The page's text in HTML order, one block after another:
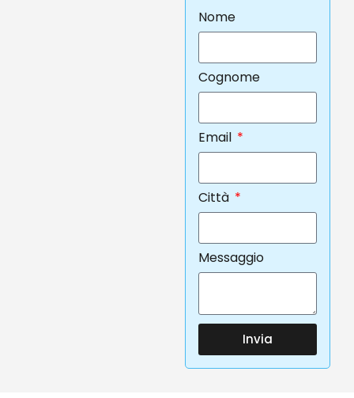
Nome
Cognome
Email
Città
Messaggio
Invia